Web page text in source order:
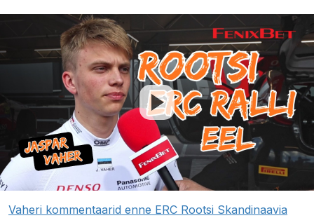
Vaheri kommentaarid enne ERC Rootsi Skandinaavia